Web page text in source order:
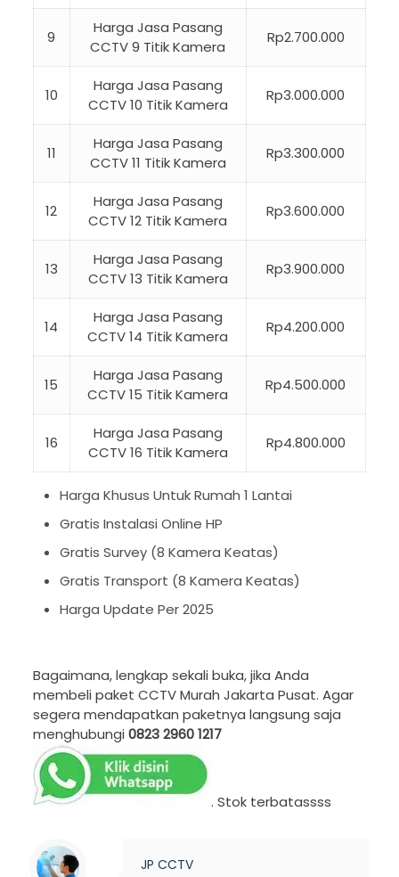
9
Harga Jasa Pasang
CCTV 9 Titik Kamera
Rp2.700.000
10
Harga Jasa Pasang
CCTV 10 Titik Kamera
Rp3.000.000
11
Harga Jasa Pasang
CCTV 11 Titik Kamera
Rp3.300.000
12
Harga Jasa Pasang
CCTV 12 Titik Kamera
Rp3.600.000
13
Harga Jasa Pasang
CCTV 13 Titik Kamera
Rp3.900.000
14
Harga Jasa Pasang
CCTV 14 Titik Kamera
Rp4.200.000
15
Harga Jasa Pasang
CCTV 15 Titik Kamera
Rp4.500.000
16
Harga Jasa Pasang
CCTV 16 Titik Kamera
Rp4.800.000
Harga Khusus Untuk Rumah 1 Lantai
Gratis Instalasi Online HP
Gratis Survey (8 Kamera Keatas)
Gratis Transport (8 Kamera Keatas)
Harga Update Per 2025
Bagaimana, lengkap sekali buka, jika Anda
membeli paket CCTV Murah Jakarta Pusat. Agar
segera mendapatkan paketnya langsung saja
menghubungi 0823 2960 1217
. Stok terbatassss
JP CCTV